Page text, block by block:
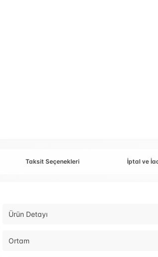
Taksit Seçenekleri İptal ve
Ürün Detayı
Ortam